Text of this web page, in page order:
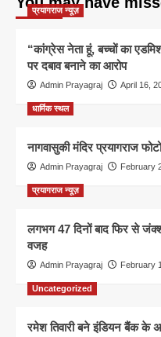
प्रयागराज न्यूज़
“कांग्रेस नेता हूं, बच्चों का
पर दबाव बनाने का आरोप
Admin Prayagraj April 16,
धार्मिक स्थल
नागवासुकी मंदिर प्रयागराज
Admin Prayagraj February
प्रयागराज न्यूज़
लगभग 47 दिनों बाद फिर से
वजह
Admin Prayagraj February
Uncategorized
रमेश तिवारी बने इंडियन बैंक के